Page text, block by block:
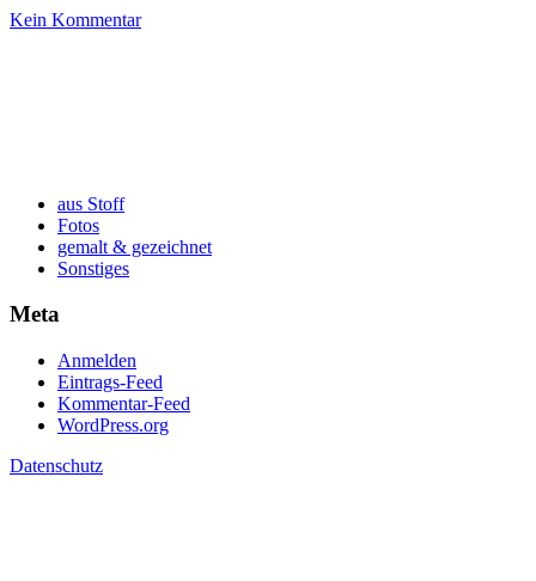
Kein Kommentar
aus Stoff
Fotos
gemalt & gezeichnet
Sonstiges
Meta
Anmelden
Eintrags-Feed
Kommentar-Feed
WordPress.org
Datenschutz